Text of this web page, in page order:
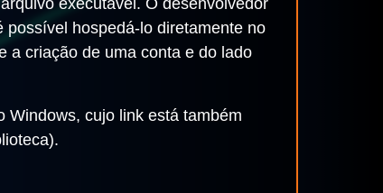
executável. O desenvolvedor
hospedá-lo diretamente no
a criação de uma conta e do lado
Windows, cujo link está também